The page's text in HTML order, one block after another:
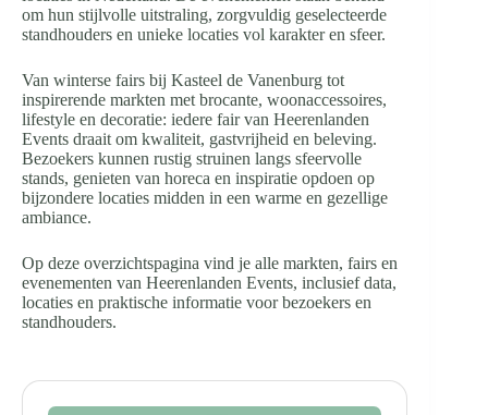
om hun stijlvolle uitstraling, zorgvuldig geselecteerde
standhouders en unieke locaties vol karakter en sfeer.
Van winterse fairs bij Kasteel de Vanenburg tot
inspirerende markten met brocante, woonaccessoires,
lifestyle en decoratie: iedere fair van Heerenlanden
Events draait om kwaliteit, gastvrijheid en beleving.
Bezoekers kunnen rustig struinen langs sfeervolle
stands, genieten van horeca en inspiratie opdoen op
bijzondere locaties midden in een warme en gezellige
ambiance.
Op deze overzichtspagina vind je alle markten, fairs en
evenementen van Heerenlanden Events, inclusief data,
locaties en praktische informatie voor bezoekers en
standhouders.